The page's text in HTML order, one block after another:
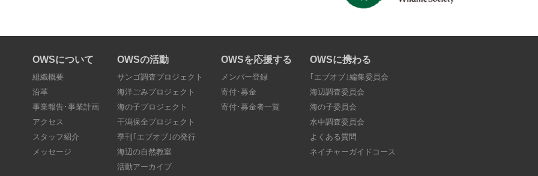
OWSについて
組織概要
沿革
事業報告･事業計画
アクセス
スタッフ紹介
メッセージ
OWSの活動
サンゴ調査プロジェクト
海洋ごみプロジェクト
海の子プロジェクト
干潟保全プロジェクト
季刊｢エブオブ｣の発行
海辺の自然教室
活動アーカイブ
OWSを応援する
メンバー登録
寄付･募金
寄付･募金者一覧
OWSに携わる
｢エブオブ｣編集委員会
海辺調査委員会
海の子委員会
水中調査委員会
よくある質問
ネイチャーガイドコース